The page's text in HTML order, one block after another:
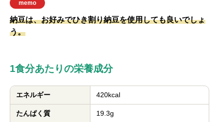
memo
納豆は、お好みでひき割り納豆を使用しても良いでしょ
う。
1食分あたりの栄養成分
エネルギー 420kcal
たんぱく質 19.3g